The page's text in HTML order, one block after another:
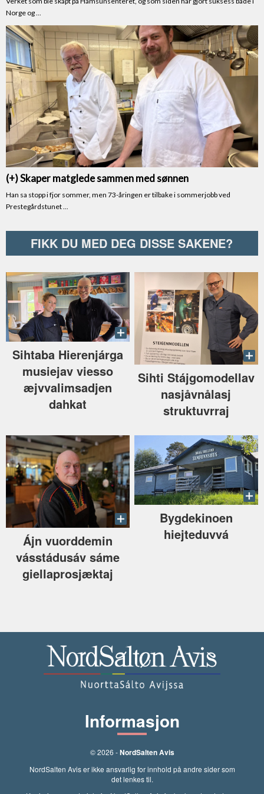
FIKK DU MED DEG DISSE SAKENE?
Sihtaba Hierenjárga
musiejav viesso
æjvvalimsadjen
dahkat
Sihti Stájgomodellav
nasjåvnålasj
struktuvrraj
Ájn vuorddemin
vásstádusáv sáme
giellaprosjæktaj
Bygdekinoen
hiejteduvvá
Informasjon
© 2026 -NordSalten Avis
NordSalten Avis er ikke ansvarlig for innhold på andre sider som
det lenkes til.